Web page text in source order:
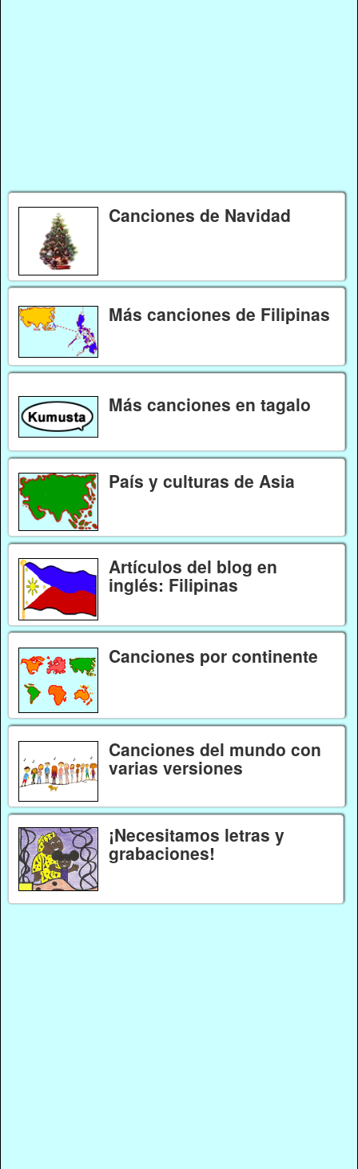
Canciones de Navidad
Más canciones de Filipinas
Más canciones en tagalo
País y culturas de Asia
Artículos del blog en
inglés: Filipinas
Canciones por continente
Canciones del mundo con
varias versiones
¡Necesitamos letras y
grabaciones!